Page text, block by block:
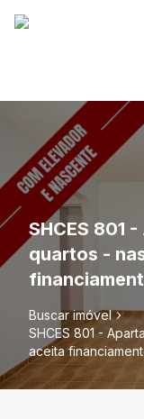
SHCES 801
quartos -
Buscar imóvel
SHCES 801 -
aceita